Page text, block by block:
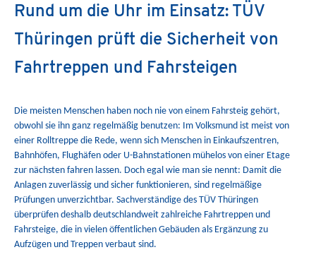
Rund um die Uhr im Einsatz: TÜV
Thüringen prüft die Sicherheit von
Fahrtreppen und Fahrsteigen
Die meisten Menschen haben noch nie von einem Fahrsteig gehört,
obwohl sie ihn ganz regelmäßig benutzen: Im Volksmund ist meist von
einer Rolltreppe die Rede, wenn sich Menschen in Einkaufszentren,
Bahnhöfen, Flughäfen oder U-Bahnstationen mühelos von einer Etage
zur nächsten fahren lassen. Doch egal wie man sie nennt: Damit die
Anlagen zuverlässig und sicher funktionieren, sind regelmäßige
Prüfungen unverzichtbar. Sachverständige des TÜV Thüringen
überprüfen deshalb deutschlandweit zahlreiche Fahrtreppen und
Fahrsteige, die in vielen öffentlichen Gebäuden als Ergänzung zu
Aufzügen und Treppen verbaut sind.